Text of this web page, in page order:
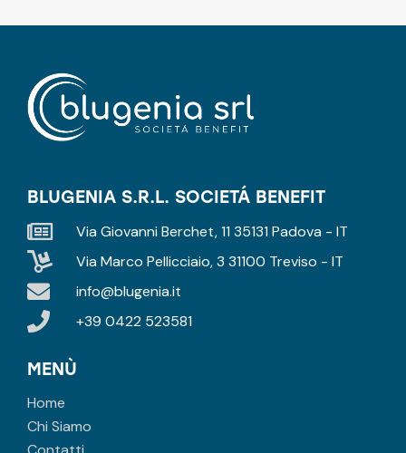
BLUGENIA S.R.L. SOCIETÁ BENEFIT
Via Giovanni Berchet, 11 35131 Padova - IT
Via Marco Pellicciaio, 3 31100 Treviso - IT
info@blugenia.it
+39 0422 523581
MENÙ
Home
Chi Siamo